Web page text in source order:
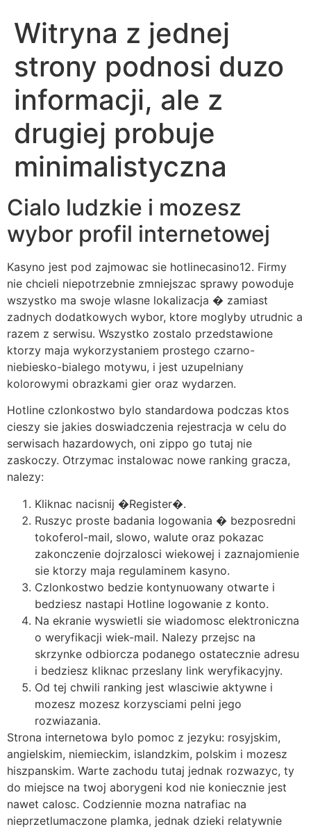
Witryna z jednej
strony podnosi duzo
informacji, ale z
drugiej probuje
minimalistyczna
Cialo ludzkie i mozesz
wybor profil internetowej
Kasyno jest pod zajmowac sie hotlinecasino12. Firmy
nie chcieli niepotrzebnie zmniejszac sprawy powoduje
wszystko ma swoje wlasne lokalizacja � zamiast
zadnych dodatkowych wybor, ktore moglyby utrudnic a
razem z serwisu. Wszystko zostalo przedstawione
ktorzy maja wykorzystaniem prostego czarno-
niebiesko-bialego motywu, i jest uzupelniany
kolorowymi obrazkami gier oraz wydarzen.
Hotline czlonkostwo bylo standardowa podczas ktos
cieszy sie jakies doswiadczenia rejestracja w celu do
serwisach hazardowych, oni zippo go tutaj nie
zaskoczy. Otrzymac instalowac nowe ranking gracza,
nalezy:
Kliknac nacisnij �Register�.
Ruszyc proste badania logowania � bezposredni
tokoferol-mail, slowo, walute oraz pokazac
zakonczenie dojrzalosci wiekowej i zaznajomienie
sie ktorzy maja regulaminem kasyno.
Czlonkostwo bedzie kontynuowany otwarte i
bedziesz nastapi Hotline logowanie z konto.
Na ekranie wyswietli sie wiadomosc elektroniczna
o weryfikacji wiek-mail. Nalezy przejsc na
skrzynke odbiorcza podanego ostatecznie adresu
i bedziesz kliknac przeslany link weryfikacyjny.
Od tej chwili ranking jest wlasciwie aktywne i
mozesz mozesz korzysciami pelni jego
rozwiazania.
Strona internetowa bylo pomoc z jezyku: rosyjskim,
angielskim, niemieckim, islandzkim, polskim i mozesz
hiszpanskim. Warte zachodu tutaj jednak rozwazyc, ty
do miejsce na twoj aborygeni kod nie koniecznie jest
nawet calosc. Codziennie mozna natrafiac na
nieprzetlumaczone plamka, jednak dzieki relatywnie